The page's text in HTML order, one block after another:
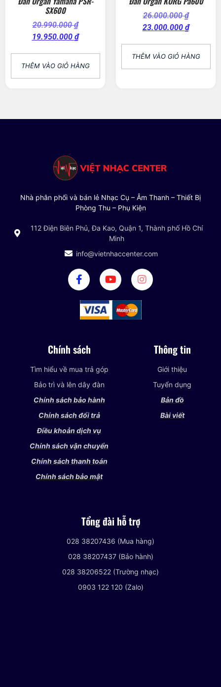
SX600
20.990.000₫
19.950.000 ₫
THÊM VÀO GIỎ HÀNG
26.000.000₫
23.000.000 ₫
THÊM VÀO GIỎ HÀNG
Nhà phân phối và bán lẻ Nhạc Cụ – Âm Thanh – Thiết Bị
Phòng Thu – Phụ Kiện
112 Điện Biên Phủ, Đa Kao, Quận 1, Thành phố Hồ Chí
Minh
info@vietnhaccenter.com
Chính sách
Tìm hiểu về mua trả góp
Bảo trì và lên dây đàn
Chính sách bảo hành
Chính sách đổi trả
Điều khoản dịch vụ
Chính sách vận chuyển
Chính sách thanh toán
Chính sách bảo mật
Thông tin
Giới thiệu
Tuyển dụng
Bản đồ
Bài viết
Tổng đài hỗ trợ
028 38207436 (Mua hàng)
028 38207437 (Bảo hành)
028 38206522 (Trường nhạc)
0903 122 120 (Zalo)